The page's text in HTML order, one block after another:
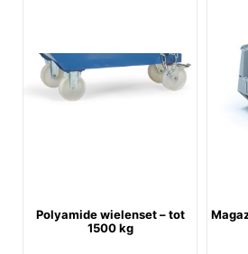
Polyamide wielenset – tot
1500 kg